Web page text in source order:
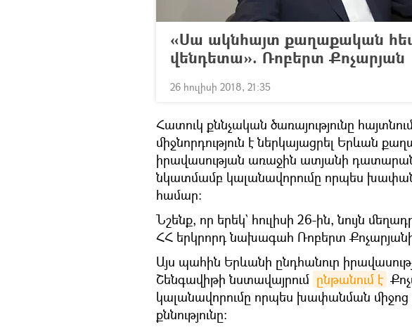
«Սա ակնհայտ քաղաքական
վենդետա». Ռոբերտ Քոչարյան
26 հուլիսի 2018, 21:35
Հատուկ քննչական ծառայությունը
միջնորդություն է ներկայացրել Երևան
իրավասության առաջին ատյանի
նկատմամբ կալանավորումը որպես
համար:
Նշենք, որ երեկ` հուլիսի 26-ին, նույն
ՀՀ երկրորդ նախագահ Ռոբերտ
Այս պահին Երևանի ընդհանուր
Շենգավիթի նստավայրում ընթանում է
կալանավորումը որպես խափանման միջոց
քննությունը։